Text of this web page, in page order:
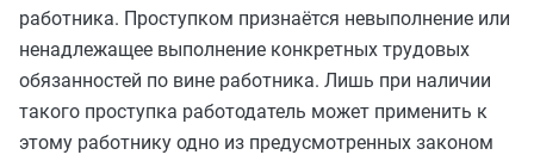
работника. Проступком признаётся невыполнение или
ненадлежащее выполнение конкретных трудовых
обязанностей по вине работника. Лишь при наличии
такого проступка работодатель может применить к
этому работнику одно из предусмотренных законом